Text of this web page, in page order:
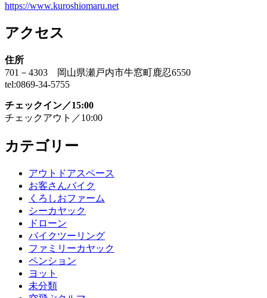
https://www.kuroshiomaru.net
アクセス
住所
701－4303 岡山県瀬戸内市牛窓町鹿忍6550
tel:0869-34-5755
チェックイン／15:00
チェックアウト／10:00
カテゴリー
アウトドアスペース
お客さんバイク
くろしおファーム
シーカヤック
ドローン
バイクツーリング
ファミリーカヤック
ペンション
ヨット
未分類